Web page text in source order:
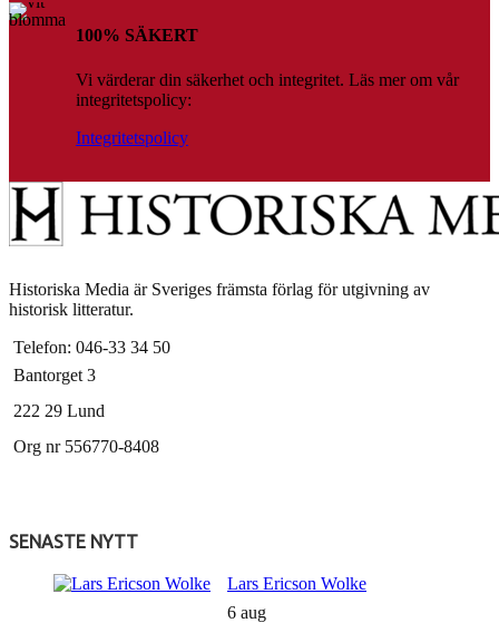
100% SÄKERT
Vi värderar din säkerhet och integritet. Läs mer om vår
integritetspolicy:
Integritetspolicy
Historiska Media är Sveriges främsta förlag för utgivning av
historisk litteratur.
Telefon: 046-33 34 50
Bantorget 3
222 29 Lund
Org nr 556770-8408
SENASTE NYTT
Lars Ericson Wolke
6 aug